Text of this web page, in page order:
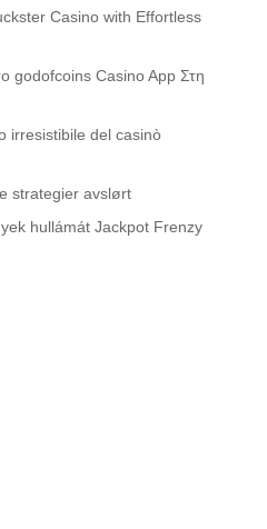
Casino with Effortless
godofcoins Casino App Στη
irresistibile del casinò
strategier avslørt
hullámát Jackpot Frenzy